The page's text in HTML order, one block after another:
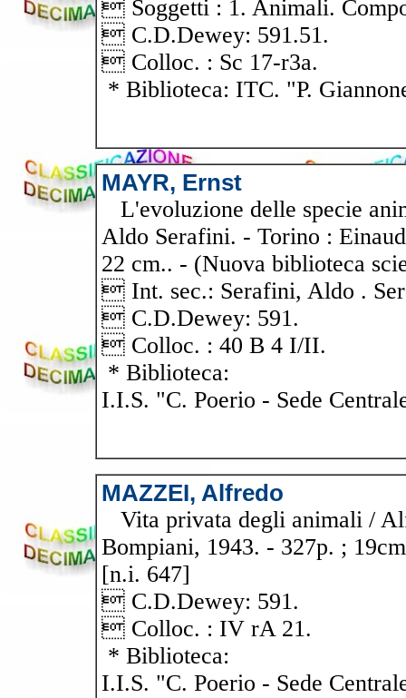
 Soggetti : 1. Animali.
 C.D.Dewey: 591.51.
 Colloc. : Sc 17-r3a.
* Biblioteca: ITC. "P.
MAYR, Ernst
L'evoluzione delle specie
Aldo Serafini. - Torino :
22 cm.. - (Nuova biblioteca
 Int. sec.: Serafini, Aldo .
 C.D.Dewey: 591.
 Colloc. : 40 B 4 I/II.
* Biblioteca:
I.I.S. "C. Poerio - Sede
MAZZEI, Alfredo
Vita privata degli animali /
Bompiani, 1943. - 327p. ;
[n.i. 647]
 C.D.Dewey: 591.
 Colloc. : IV rA 21.
* Biblioteca:
I.I.S. "C. Poerio - Sede